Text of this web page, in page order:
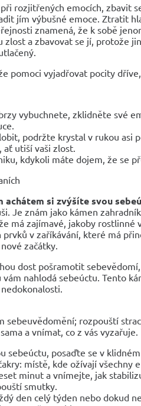
rozjitřených emocích, zbavit
jím výbušné emoce. Ztratit
znamená, že k sobě
zlost a zbavovat se jí, protože
pomoci vyjadřovat pocity
vybuchnete, zklidněte své
podržte krystal v rukou asi
utiší vaši zlost.
kdykoli máte dojem, že se
achátem si zvýšíte svou
Je znám jako kámen
má zajímavé, jakoby rostlinné
v zaříkávání, které má
začátky.
dost pošramotit
nahlodá sebeúctu. Tento
sebeuvědomění; rozpouští
a vnímat, co z vás vyzařuje.
sebeúctu, posaďte se v
místě, kde ožívají všechny
minut a vnímejte, jak
smutky.
den celý týden nebo dokud